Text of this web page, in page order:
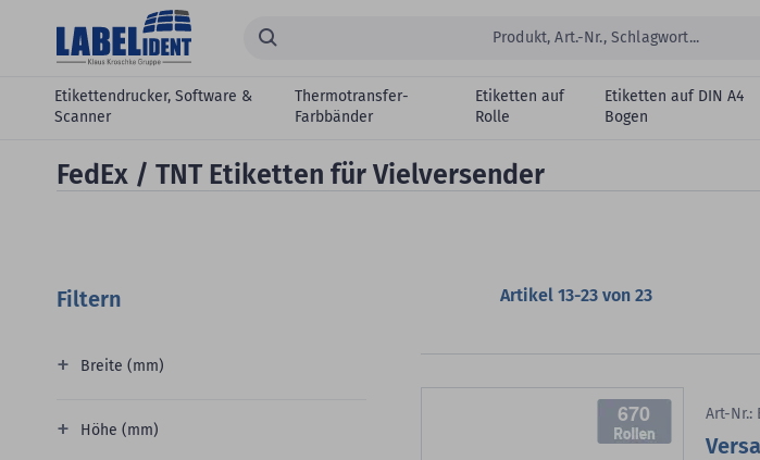
Zum Hauptinhalt springen
Suchen...
Etikettendrucker, Software &
Scanner
Thermotransfer-
Farbbänder
Etiketten auf
Rolle
Etiketten auf DIN A4
Bogen
FedEx / TNT Etiketten für Vielversender
Artikel 13-23von 23
670 Art-Nr.:
Filtern
Breite (mm)
Höhe (mm)